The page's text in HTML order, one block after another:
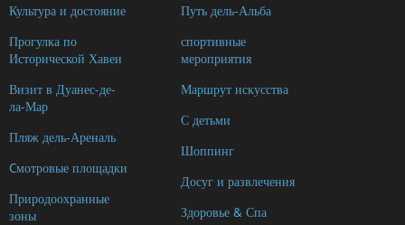
Культура и достояние
Прогулка по
Исторической Хавеи
Визит в Дуанес-де-
ла-Мар
Пляж дель-Ареналь
Cмотровые площадки
Природоохранные
зоны
Путь дель-Альба
спортивные
мероприятия
Маршрут искусства
С детьми
Шоппинг
Досуг и развлечения
Здоровье & Спа